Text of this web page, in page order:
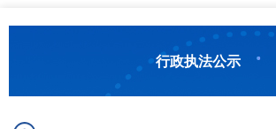
行政执法公示